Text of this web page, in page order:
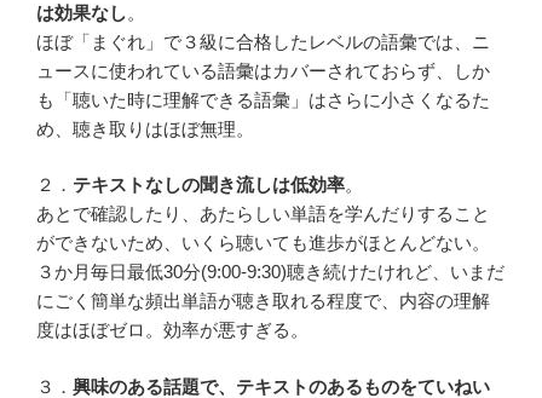
は効果なし。
ほぼ「まぐれ」で３級に合格したレベルの語彙では、ニ
ュースに使われている語彙はカバーされておらず、しか
も「聴いた時に理解できる語彙」はさらに小さくなるた
め、聴き取りはほぼ無理。
２． テキストなしの聞き流しは低効率。
あとで確認したり、あたらしい単語を学んだりすること
ができないため、いくら聴いても進歩がほとんどない。
３か月毎日最低30分(9:00-9:30)聴き続けたけれど、いまだ
にごく簡単な頻出単語が聴き取れる程度で、内容の理解
度はほぼゼロ。効率が悪すぎる。
３． 興味のある話題で、テキストのあるものをていねい